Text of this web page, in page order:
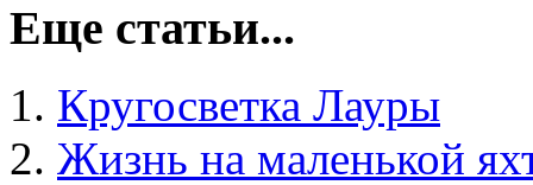
Еще статьи...
Кругосветка Лауры
Жизнь на маленькой